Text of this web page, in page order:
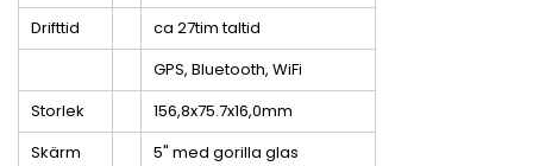
Drifttid
ca 27tim taltid
GPS, Bluetooth, WiFi
Storlek
156,8x75.7x16,0mm
Skärm
5" med gorilla glas